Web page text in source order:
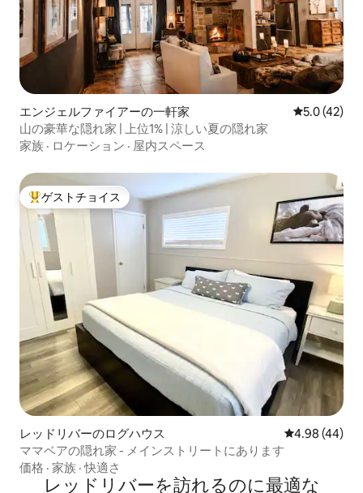
エンジェルファイアーの一軒家 レビュー42
5.0 (42)
山の豪華な隠れ家 | 上位1% | 涼しい夏の隠れ家
家族 · ロケーション · 屋内スペース
大好評のゲストチョイスです。
ゲストチョイス
レッドリバーのログハウス レビュー44
4.98 (44)
ママベアの隠れ家 - メインストリートにあります
価格 · 家族 ·快適さ
レッドリバーを訪⁠れ⁠るの⁠に最⁠適⁠な